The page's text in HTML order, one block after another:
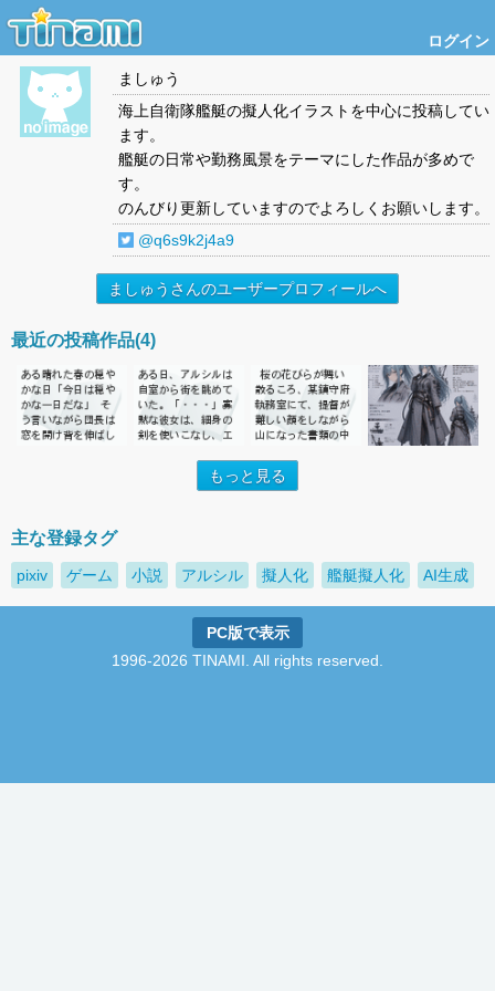
ログイン
ましゅう
海上自衛隊艦艇の擬人化イラストを中心に投稿してい
ます。
艦艇の日常や勤務風景をテーマにした作品が多めで
す。
のんびり更新していますのでよろしくお願いします。
@q6s9k2j4a9
ましゅうさんのユーザープロフィールへ
最近の投稿作品(4)
もっと見る
主な登録タグ
pixiv ゲーム 小説 アルシル 擬人化 艦艇擬人化 AI生成
PC版で表示
1996-2026 TINAMI. All rights reserved.